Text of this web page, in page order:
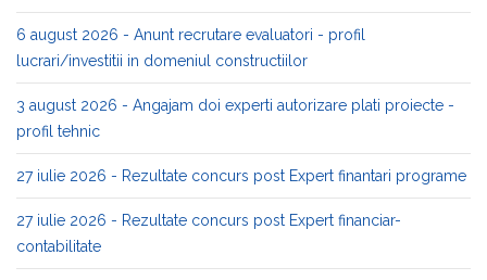
6 august 2026 - Anunt recrutare evaluatori - profil
lucrari/investitii in domeniul constructiilor
3 august 2026 - Angajam doi experti autorizare plati proiecte -
profil tehnic
27 iulie 2026 - Rezultate concurs post Expert finantari programe
27 iulie 2026 - Rezultate concurs post Expert financiar-
contabilitate